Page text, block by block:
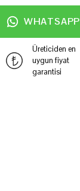
WHATSAPP
Üreticiden en
uygun fiyat
garantisi